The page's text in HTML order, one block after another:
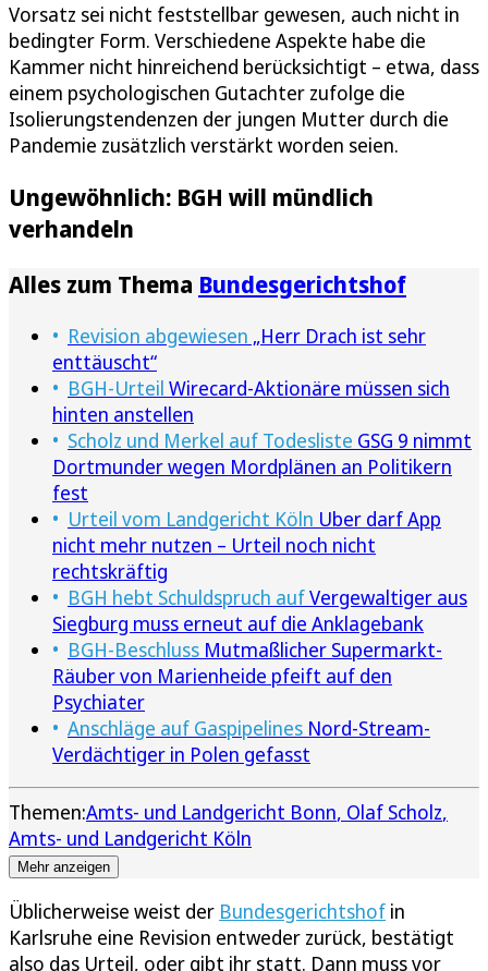
Vorsatz sei nicht feststellbar gewesen, auch nicht in
bedingter Form. Verschiedene Aspekte habe die
Kammer nicht hinreichend berücksichtigt – etwa, dass
einem psychologischen Gutachter zufolge die
Isolierungstendenzen der jungen Mutter durch die
Pandemie zusätzlich verstärkt worden seien.
Ungewöhnlich: BGH will mündlich
verhandeln
Alles zum Thema Bundesgerichtshof
Revision abgewiesen „Herr Drach ist sehr
enttäuscht“
BGH-Urteil Wirecard-Aktionäre müssen sich
hinten anstellen
Scholz und Merkel auf Todesliste GSG 9 nimmt
Dortmunder wegen Mordplänen an Politikern
fest
Urteil vom Landgericht Köln Uber darf App
nicht mehr nutzen – Urteil noch nicht
rechtskräftig
BGH hebt Schuldspruch aufVergewaltiger aus
Siegburg muss erneut auf die Anklagebank
BGH-Beschluss Mutmaßlicher Supermarkt-
Räuber von Marienheide pfeift auf den
Psychiater
Anschläge auf Gaspipelines Nord-Stream-
Verdächtiger in Polen gefasst
Themen:Amts- und Landgericht Bonn Olaf Scholz
Amts- und Landgericht Köln
Mehr anzeigen
Üblicherweise weist der Bundesgerichtshof in
Karlsruhe eine Revision entweder zurück, bestätigt
also das Urteil, oder gibt ihr statt. Dann muss vor